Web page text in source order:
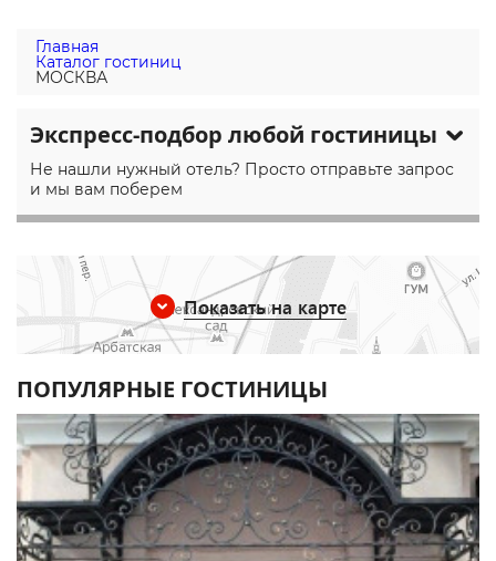
Главная
Каталог гостиниц
МОСКВА
Экспресс-подбор любой гостиницы
Не нашли нужный отель? Просто отправьте запрос
и мы вам поберем
Показать на карте
ПОПУЛЯРНЫЕ ГОСТИНИЦЫ